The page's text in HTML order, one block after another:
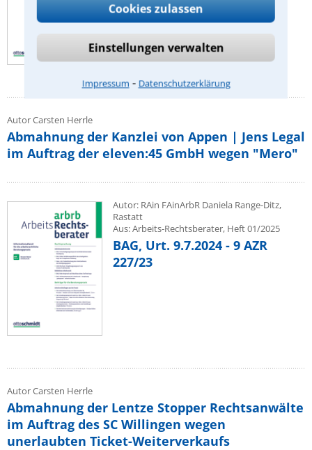
Cookies zulassen
Einstellungen verwalten
Impressum ⁃ Datenschutzerklärung
Autor Carsten Herrle
Abmahnung der Kanzlei von Appen | Jens Legal
im Auftrag der eleven:45 GmbH wegen "Mero"
Autor: RAin FAinArbR Daniela Range-Ditz,
Rastatt
Aus: Arbeits-Rechtsberater, Heft 01/2025
BAG, Urt. 9.7.2024 - 9 AZR
227/23
Autor Carsten Herrle
Abmahnung der Lentze Stopper Rechtsanwälte
im Auftrag des SC Willingen wegen
unerlaubten Ticket-Weiterverkaufs